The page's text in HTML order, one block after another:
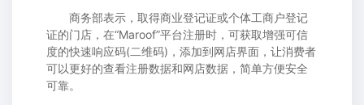
商务部表示，取得商业登记证或个体工商户登记
证的门店，在“Maroof”平台注册时，可获取增强可信
度的快速响应码(二维码)，添加到网店界面，让消费者
可以更好的查看注册数据和网店数据，简单方便安全
可靠。